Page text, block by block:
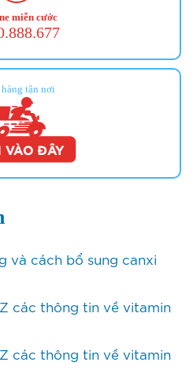
miễn cước
tận nơi
và cách bổ sung canxi
các thông tin về vitamin
các thông tin về vitamin